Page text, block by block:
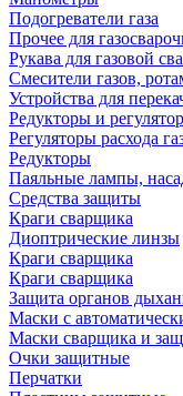
Подогреватели газа
Прочее для
Рукава для газовой
Смесители газов,
Устройства для
Редукторы и
Регуляторы расхода
Редукторы
Паяльные лампы,
Средства защиты
Краги сварщика
Диоптрические линзы
Краги сварщика
Краги сварщика
Защита органов
Маски с
Маски сварщика и
Очки защитные
Перчатки